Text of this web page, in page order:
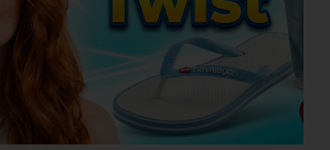
bicolor da havaianas. Principalmente o
e azul claro. Como manter
chinelo branco é uma peça elegante que
tudo, mas precisa de um pouco de ...